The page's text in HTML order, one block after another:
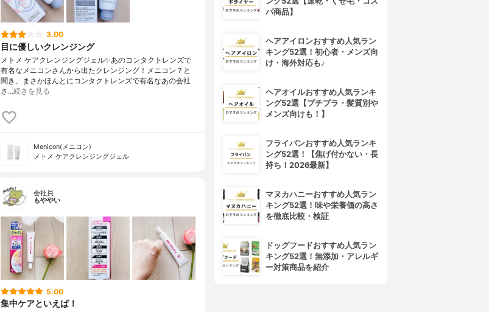
3.00
目に優しいクレンジング
メトメ ケアクレンジングジェル✨あのコンタクトレンズで
有名なメニコンさんから出たクレンジング！メニコン？と
聞き、まさかほんとにコンタクトレンズで有名なあの会社
さ…続きを見る
Menicon(メニコン)
メトメ ケアクレンジングジェル
会社員
もややい
5.00
集中ケアといえば！
パ商品】
ヘアアイロンおすすめ人気ラン
キング52選！初心者・メンズ向
け・海外対応も♪
ヘアオイルおすすめ人気ランキ
ング52選【プチプラ・髪質別や
メンズ向けも！】
フライパンおすすめ人気ランキ
ング52選！【焦げ付かない・長
持ち！2026最新】
マヌカハニーおすすめ人気ラン
キング52選！味や栄養価の高さ
を徹底比較・検証
ドッグフードおすすめ人気ラン
キング52選！無添加・アレルギ
ー対策商品を紹介